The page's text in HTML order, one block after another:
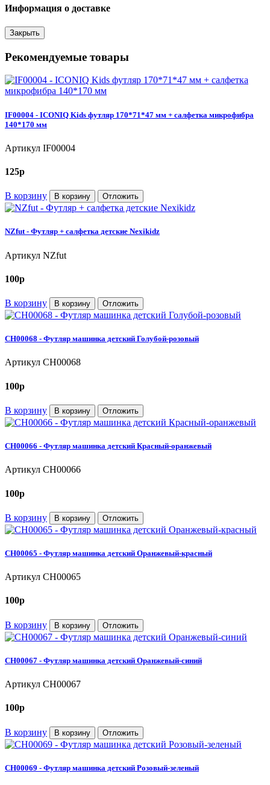
Информация о доставке
Закрыть
Рекомендуемые товары
IF00004 - ICONIQ Kids футляр 170*71*47 мм + салфетка микрофибра
140*170 мм
Артикул IF00004
125p
В корзину В корзину Отложить
NZfut - Футляр + салфетка детские Nexikidz
Артикул NZfut
100p
В корзину В корзину Отложить
CH00068 - Футляр машинка детский Голубой-розовый
Артикул CH00068
100p
В корзину В корзину Отложить
CH00066 - Футляр машинка детский Красный-оранжевый
Артикул CH00066
100p
В корзину В корзину Отложить
CH00065 - Футляр машинка детский Оранжевый-красный
Артикул CH00065
100p
В корзину В корзину Отложить
CH00067 - Футляр машинка детский Оранжевый-синий
Артикул CH00067
100p
В корзину В корзину Отложить
CH00069 - Футляр машинка детский Розовый-зеленый